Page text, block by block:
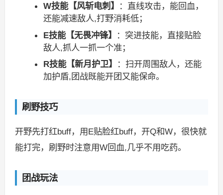
W技能【风斩电刺】
：直线攻击，能回血，
还能减速敌人,打野消耗低；
E技能【无畏冲锋】
：突进技能，直接贴脸
敌人,抓人一抓一个准；
R技能【新月护卫】
：扫开周围敌人，还能
加护盾,团战既能开团又能保命。
刷野技巧
开野先打红buff，用E贴脸红buff，开Q和W，很快就
能打完，刷野时注意用W回血,几乎不用吃药。
团战玩法